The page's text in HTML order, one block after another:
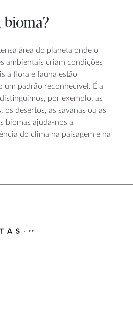
bioma?
área do planeta onde o
ambientais criam condições
a flora e fauna estão
um padrão reconhecível. É a
por exemplo, as
os desertos, as savanas ou as
biomas ajuda-nos a
do clima na paisagem e na